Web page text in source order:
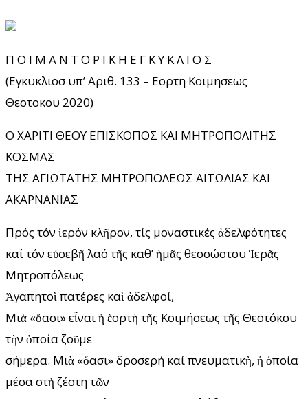
Π Ο Ι Μ Α Ν Τ Ο Ρ Ι Κ Η Ε Γ Κ Υ Κ Λ Ι Ο Σ
(Εγκυκλιοσ υπ’ Αριθ. 133 – Εορτη Κοιμησεως
Θεοτοκου 2020)
Ο ΧΑΡΙΤΙ ΘΕΟΥ ΕΠΙΣΚΟΠΟΣ ΚΑΙ ΜΗΤΡΟΠΟΛΙΤΗΣ
ΚΟΣΜΑΣ
ΤΗΣ ΑΓΙΩΤΑΤΗΣ ΜΗΤΡΟΠΟΛΕΩΣ ΑΙΤΩΛΙΑΣ ΚΑΙ
ΑΚΑΡΝΑΝΙΑΣ
Πρός τόν ἱερόν κλῆρον, τίς μοναστικές ἀδελφότητες
καί τόν εὐσεβῆ λαό τῆς καθ’ ἡμᾶς θεοσώστου Ἱερᾶς
Μητροπόλεως
Ἀγαπητοὶ πατέρες καὶ ἀδελφοί,
Μιὰ «ὄασι» εἶναι ἡ ἑορτὴ τῆς Κοιμήσεως τῆς Θεοτόκου
τὴν ὁποία ζοῦμε
σήμερα. Μιὰ «ὄασι» δροσερή καί πνευματικὴ, ἡ ὁποία
μέσα στὴ ζέστη τῶν